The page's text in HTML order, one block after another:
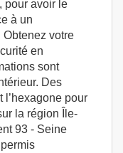
pour avoir le
à un
votre
en
sont
Des
l’hexagone pour
la région Île-
93 - Seine